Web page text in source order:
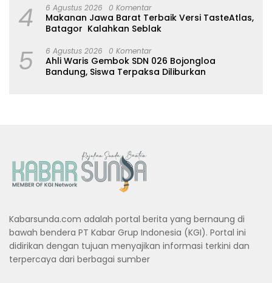
4 6 Agustus 2026 0 Komentar
Makanan Jawa Barat Terbaik Versi TasteAtlas,
Batagor Kalahkan Seblak
5 6 Agustus 2026 0 Komentar
Ahli Waris Gembok SDN 026 Bojongloa
Bandung, Siswa Terpaksa Diliburkan
Kabarsunda.com adalah portal berita yang bernaung di
bawah bendera PT Kabar Grup Indonesia (KGI). Portal ini
didirikan dengan tujuan menyajikan informasi terkini dan
terpercaya dari berbagai sumber